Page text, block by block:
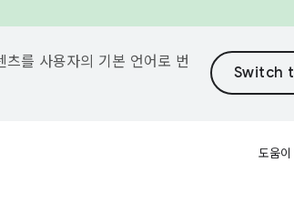
를 사용자의 기본 언어로 번
도움이